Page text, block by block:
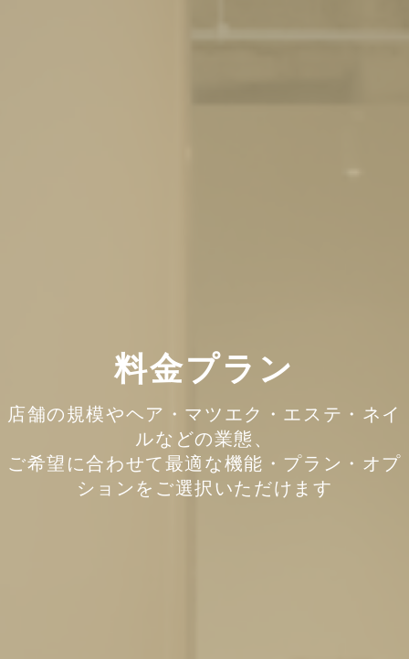
料金プラン
店舗の規模やヘア・マツエク・エステ・ネイ
ルなどの業態、
ご希望に合わせて最適な機能・プラン・オプ
ションをご選択いただけます